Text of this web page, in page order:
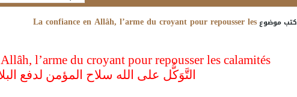
كتب موضوعLa confiance en Allâh, l’arme du croyant pour repousser les
l’arme du croyant pour repousser les calamités
التَّوَكُّل على الله سلاح المؤمن لدفع